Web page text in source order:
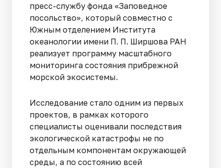
пресс-службу фонда «Заповедное
посольство», который совместно с
Южным отделением Института
океанологии имени П. П. Ширшова РАН
реализует программу масштабного
мониторинга состояния прибрежной
морской экосистемы.
Исследование стало одним из первых
проектов, в рамках которого
специалисты оценивали последствия
экологической катастрофы не по
отдельным компонентам окружающей
среды, а по состоянию всей